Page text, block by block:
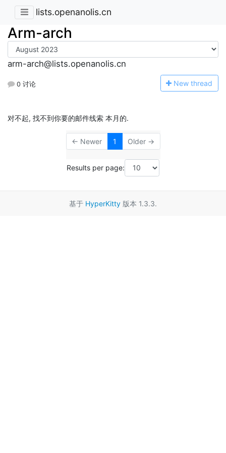
lists.openanolis.cn
Arm-arch
arm-arch@lists.openanolis.cn
0 讨论 New thread
对不起, 找不到你要的邮件线索 本月的.
← Newer 1 Older →
Results per page:
基于 HyperKitty 版本 1.3.3.